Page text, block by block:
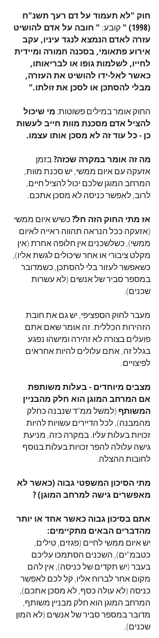
חוק "לא תעמוד על דם רעך תשנ"ח
(1998) "
קובע: " חובה על אדם להושיט
עזרה לאדם הנמצא לנגד עיניו, עקב
אירוע פתאומי, בסכנה חמורה ומיידית
לחייו, לשלמות גופו או לבריאותו,
כאשר לאל-ידו להושיט את העזרה,
מבלי להסתכן או לסכן את זולתו."
החוק אומר במילים פשוטות: מי שיכול
להציל אדם מסכנת מוות חייב לעשות
כן - כל עוד זה לא מסכן אותו עצמו.
מה זה אומר במקרה שכזה?בזמן
אזעקה עם איום ממשי, יש סכנת מוות,
המרחב המוגן שלכם יכול להציל חיים,
לרוב, לאפשר כניסה לא מסכן אתכם.
אז מתי החוק הזה חל?כשיש איום ממשי
(אזעקה ככל הנראה תהווה ראייה לאיום
ממשי), כשלשכנים אין חלופה אחרת (אין
מקלט ציבורי או אחר שיכולים לגשת אליו),
כשאפשר לעזור בלי להסתכן, כשמדובר
במספר סביר של אנשים (לא עשרות
שכנים).
מעבר לחוק הספציפי, יש גם את חובת
הזהירות הכללית. זה אומר שאם אתם
פועלים בצורה לא זהירה ומישהו נפגע
בגלל זה, אתם עלולים להיות אחראים
לפיצויים.
מצבים מיוחדים - בעלות משותפת
אם המרחב המוגן הוא חלק מהבניין
המשותף (למשל ממ"ד שנבנה כחלק
מהמבנה), לכל הדיירים עשויות להיות
זכויות בעלות עליו. במקרה כזה, מניעת
גישה עלולה להפר זכויות בעלות בנוסף
לחובות ההצלה.
מתי הסיכון המשפטי גבוה (כאשר לא
מאפשרים גישה למרחב המוגן) ?
אתם בסיכון גבוה כאשר אחד או יותר
מהדברים הבאים מתקיימים:
יש איום ממשי לחיים (פגזים, טילים,
כטבמ"ים), השכנים הסתמכו עליכם
בעבר (יש תקדים של כניסה), אין להם
מקום אחר לברוח אליו, קל לכם לאפשר
כניסה (לא עולה כסף, לא מסכן אתכם),
המרחב המוגן הוא חלק מבניין משותף,
מדובר במספר סביר של אנשים (לא המון
שכנים).